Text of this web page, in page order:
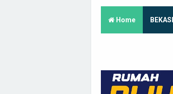
Home BEKASI